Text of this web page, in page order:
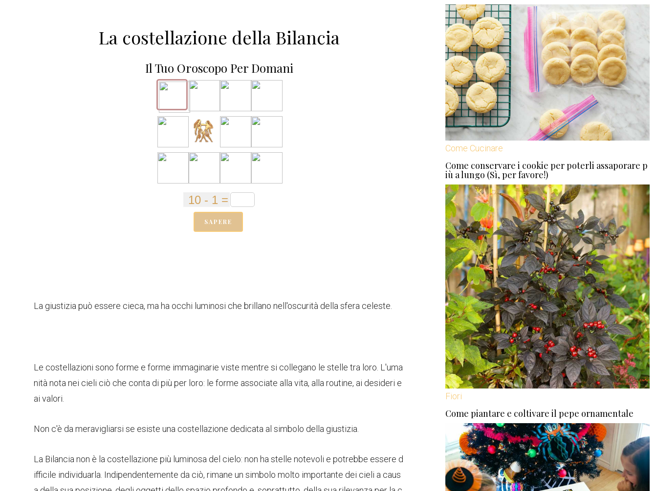
La costellazione della Bilancia
Il Tuo Oroscopo Per Domani
SAPERE
La giustizia può essere cieca, ma ha occhi luminosi che brillano nell'oscurità della sfera celeste.
Le costellazioni sono forme e forme immaginarie viste mentre si collegano le stelle tra loro. L'uma
nità nota nei cieli ciò che conta di più per loro: le forme associate alla vita, alla routine, ai desideri e
ai valori.
Non c'è da meravigliarsi se esiste una costellazione dedicata al simbolo della giustizia.
La Bilancia non è la costellazione più luminosa del cielo: non ha stelle notevoli e potrebbe essere d
ifficile individuarla. Indipendentemente da ciò, rimane un simbolo molto importante dei cieli a caus
Come Cucinare
Come conservare i cookie per poterli assaporare p
iù a lungo (Sì, per favore!)
Fiori
Come piantare e coltivare il pepe ornamentale